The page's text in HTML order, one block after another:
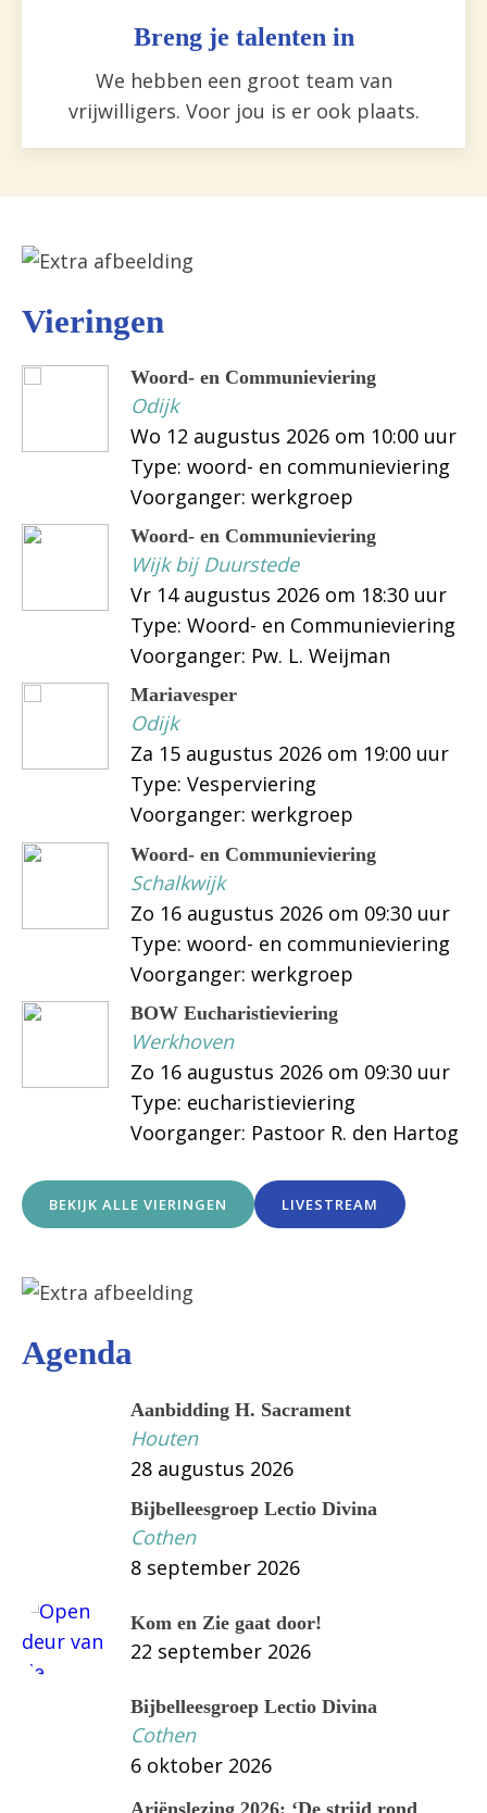
Breng je talenten in
We hebben een groot team van
vrijwilligers. Voor jou is er ook plaats.
Vieringen
Woord- en Communieviering
Odijk
Wo 12 augustus 2026 om 10:00 uur
Type: woord- en communieviering
Voorganger: werkgroep
Woord- en Communieviering
Wijk bij Duurstede
Vr 14 augustus 2026 om 18:30 uur
Type: Woord- en Communieviering
Voorganger: Pw. L. Weijman
Mariavesper
Odijk
Za 15 augustus 2026 om 19:00 uur
Type: Vesperviering
Voorganger: werkgroep
Woord- en Communieviering
Schalkwijk
Zo 16 augustus 2026 om 09:30 uur
Type: woord- en communieviering
Voorganger: werkgroep
BOW Eucharistieviering
Werkhoven
Zo 16 augustus 2026 om 09:30 uur
Type: eucharistieviering
Voorganger: Pastoor R. den Hartog
BEKIJK ALLE VIERINGEN LIVESTREAM
Agenda
Aanbidding H. Sacrament
Houten
28 augustus 2026
Bijbelleesgroep Lectio Divina
Cothen
8 september 2026
Kom en Zie gaat door!
22 september 2026
Bijbelleesgroep Lectio Divina
Cothen
6 oktober 2026
Ariënslezing 2026: ‘De strijd rond